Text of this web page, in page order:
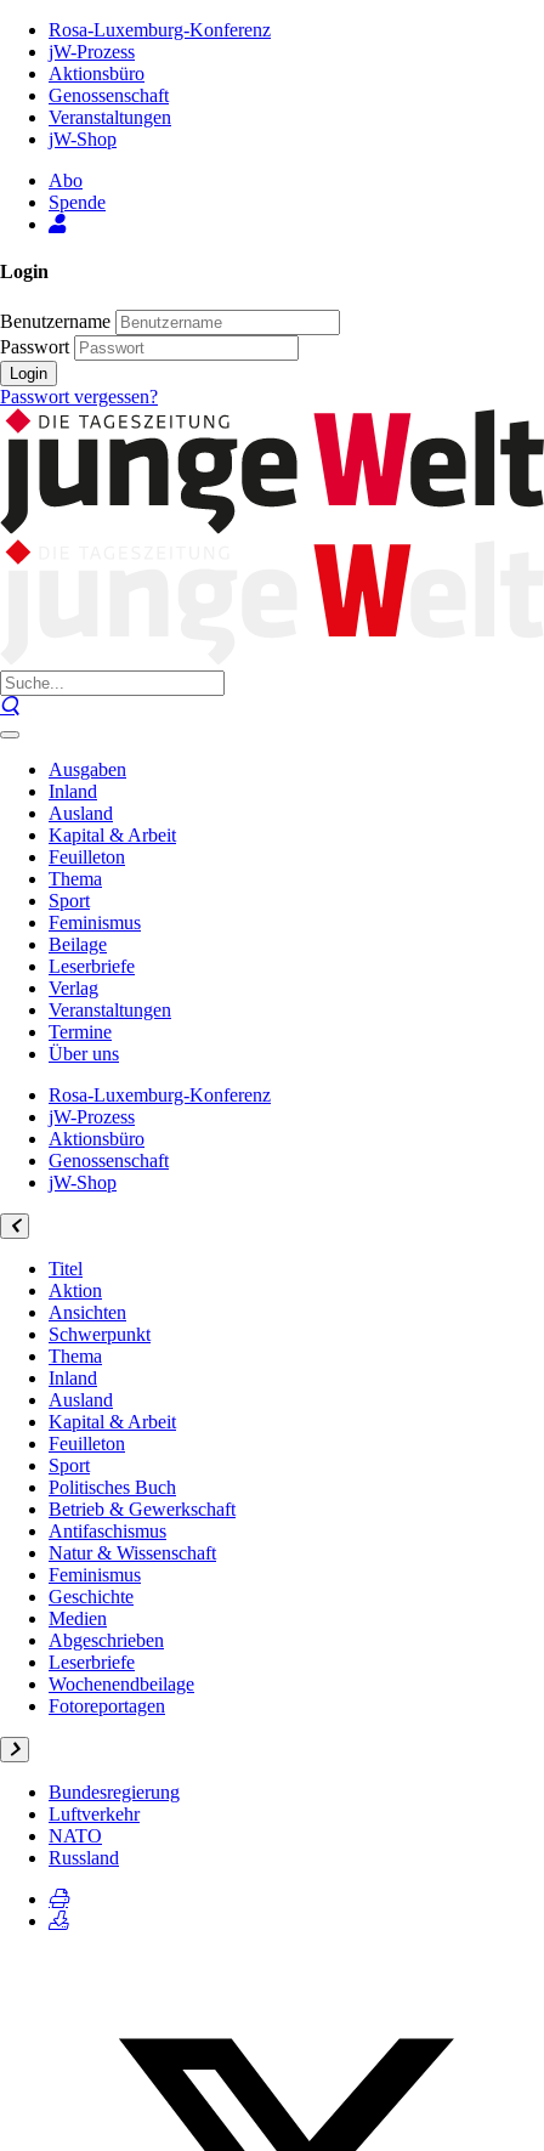
Inhalt
Seite
Rosa-Luxemburg-Konferenz
jW-Prozess
Aktionsbüro
Genossenschaft
Veranstaltungen
jW-Shop
Abo
Spende
Login
Benutzername
Passwort
Login
Passwort vergessen?
Ausgaben
Inland
Ausland
Kapital & Arbeit
Feuilleton
Thema
Sport
Feminismus
Beilage
Leserbriefe
Verlag
Veranstaltungen
Termine
Über uns
Rosa-Luxemburg-Konferenz
jW-Prozess
Aktionsbüro
Genossenschaft
jW-Shop
Titel
Aktion
Ansichten
Schwerpunkt
Thema
Inland
Ausland
Kapital & Arbeit
Feuilleton
Sport
Politisches Buch
Betrieb & Gewerkschaft
Antifaschismus
Natur & Wissenschaft
Feminismus
Geschichte
Medien
Abgeschrieben
Leserbriefe
Wochenendbeilage
Fotoreportagen
Bundesregierung
Luftverkehr
NATO
Russland